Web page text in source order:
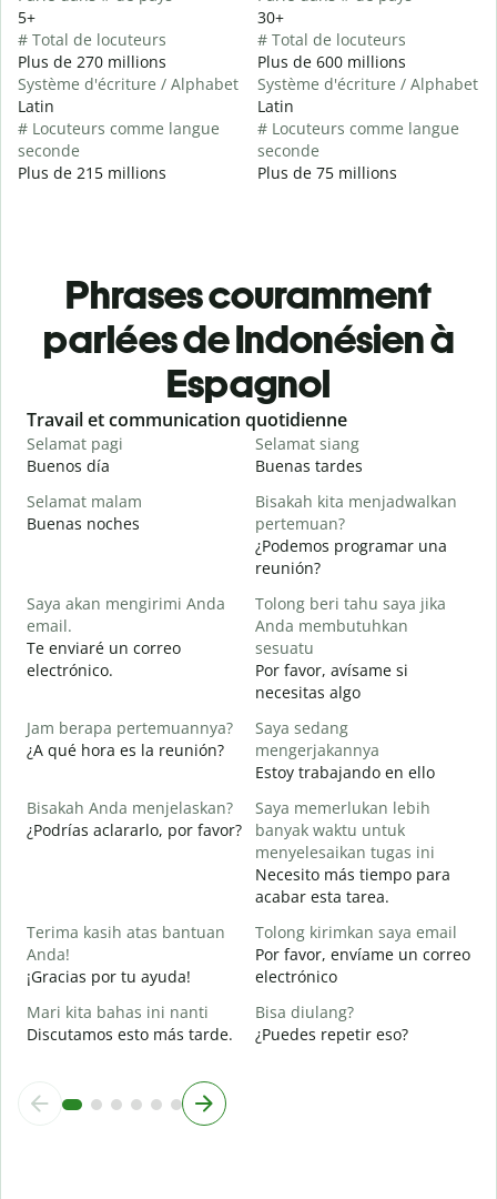
5+
# Total de locuteurs
Plus de 270 millions
Système d'écriture / Alphabet
Latin
# Locuteurs comme langue
seconde
Plus de 215 millions
30+
# Total de locuteurs
Plus de 600 millions
Système d'écriture / Alphabet
Latin
# Locuteurs comme langue
seconde
Plus de 75 millions
Phrases couramment
parlées de Indonésien à
Espagnol
Slide 1 of 6
Travail et communication quotidienne
Selamat pagi
Buenos día
Selamat siang
Buenas tardes
Selamat malam
Buenas noches
Bisakah kita menjadwalkan
pertemuan?
¿Podemos programar una
reunión?
Saya akan mengirimi Anda
email.
Te enviaré un correo
electrónico.
Tolong beri tahu saya jika
Anda membutuhkan
sesuatu
Por favor, avísame si
necesitas algo
Jam berapa pertemuannya?
¿A qué hora es la reunión?
Saya sedang
mengerjakannya
Estoy trabajando en ello
Bisakah Anda menjelaskan?
¿Podrías aclararlo, por favor?
Saya memerlukan lebih
banyak waktu untuk
menyelesaikan tugas ini
Necesito más tiempo para
acabar esta tarea.
Terima kasih atas bantuan
Anda!
¡Gracias por tu ayuda!
Tolong kirimkan saya email
Por favor, envíame un correo
electrónico
Mari kita bahas ini nanti
Discutamos esto más tarde.
Bisa diulang?
¿Puedes repetir eso?